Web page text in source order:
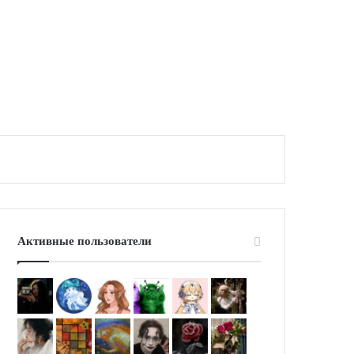
Активные пользователи